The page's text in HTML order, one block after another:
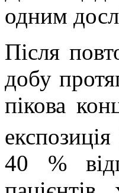
одним
Після
добу
пікова
40 %